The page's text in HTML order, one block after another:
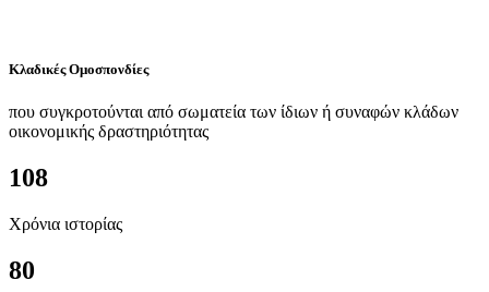
Κλαδικές Ομοσπονδίες
που συγκροτούνται από σωματεία των ίδιων ή συναφών κλάδων
οικονομικής δραστηριότητας
108
Χρόνια ιστορίας
80